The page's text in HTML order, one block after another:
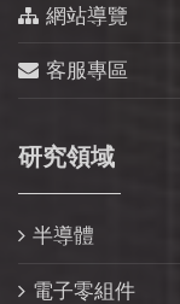
網站導覽
客服專區
研究領域
半導體
電子零組件